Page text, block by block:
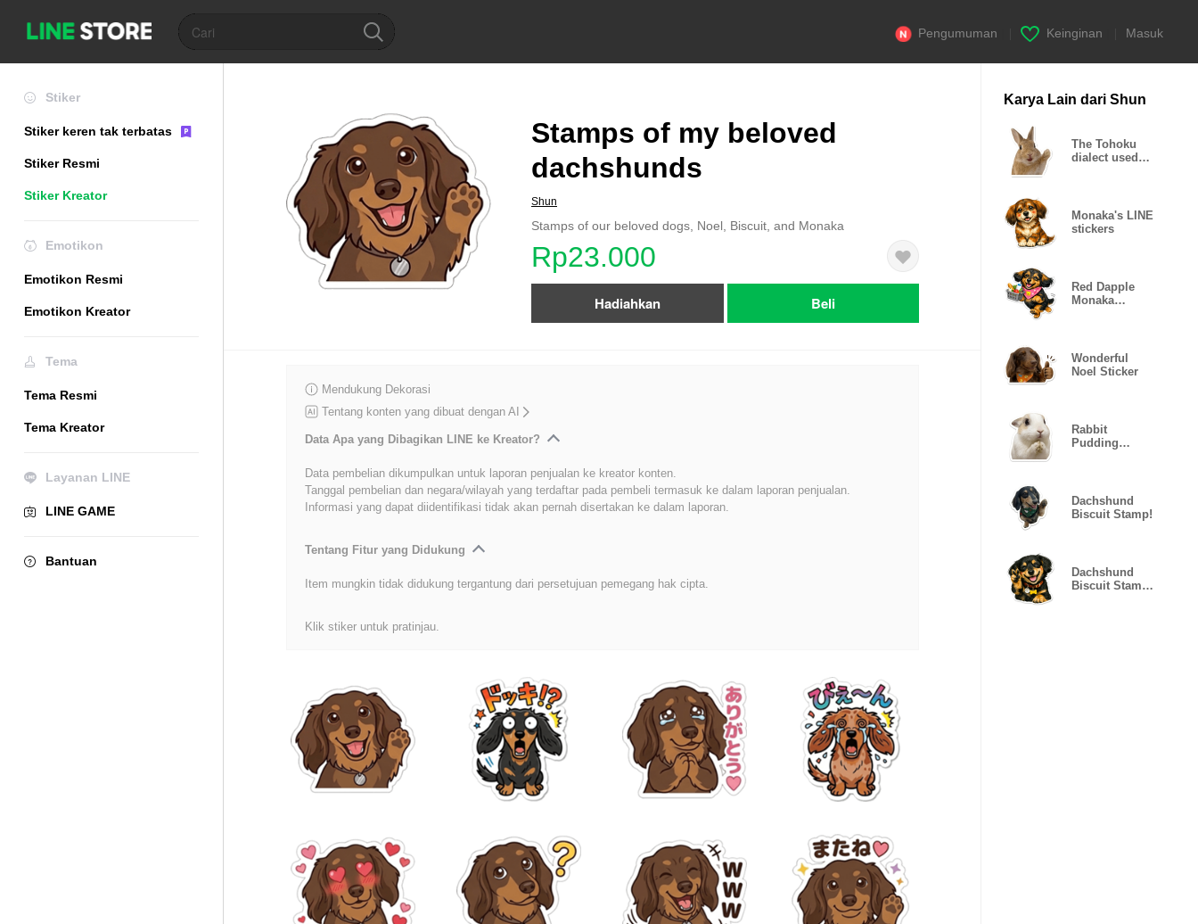
Pengumuman Keinginan Masuk
Stiker
Stiker keren tak terbatas
Stiker Resmi
Stiker Kreator
Emotikon
Emotikon Resmi
Emotikon Kreator
Tema
Tema Resmi
Tema Kreator
Layanan LINE
LINE GAME
Bantuan
Stamps of my beloved
dachshunds
Shun
Stamps of our beloved dogs, Noel, Biscuit, and Monaka
Rp23.000
Hadiahkan Beli
Mendukung Dekorasi
Tentang konten yang dibuat dengan AI
Data Apa yang Dibagikan LINE ke Kreator?
Data pembelian dikumpulkan untuk laporan penjualan ke kreator konten.
Tanggal pembelian dan negara/wilayah yang terdaftar pada pembeli termasuk ke dalam laporan penjualan.
Informasi yang dapat diidentifikasi tidak akan pernah disertakan ke dalam laporan.
Tentang Fitur yang Didukung
Item mungkin tidak didukung tergantung dari persetujuan pemegang hak cipta.
Klik stiker untuk pratinjau.
Karya Lain dari Shun
The Tohoku
dialect used
Monaka's LINE
stickers
Red Dapple
Monaka
Wonderful
Noel Sticker
Rabbit
Pudding
Dachshund
Biscuit Stamp!
Dachshund
Biscuit Stamp